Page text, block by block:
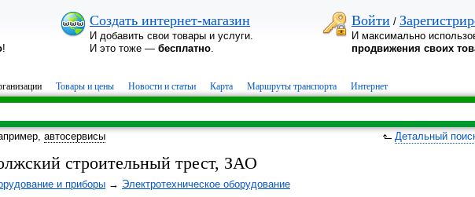
!
Создать интернет-магазин
И добавить свои товары и услуги.
И это тоже — бесплатно.
Войти /
И максимально
продвижения своих
Товары и цены Новости и статьи Карта Маршруты транспорта Интернет
автосервисы Детальный
строительный трест, ЗАО
и приборы → Электротехническое оборудование